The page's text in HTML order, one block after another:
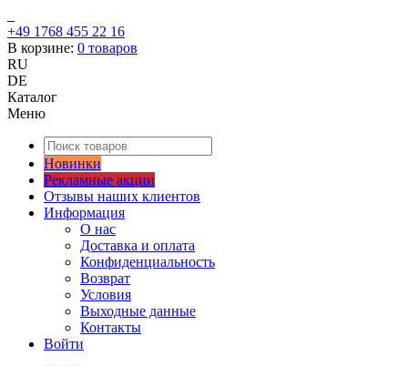
+49 1768 455 22 16
В корзине: 0 товаров
RU
DE
Каталог
Меню
Новинки
Рекламные акции
Отзывы наших клиентов
Информация
О нас
Доставка и оплата
Конфиденциальность
Возврат
Условия
Выходные данные
Контакты
Войти